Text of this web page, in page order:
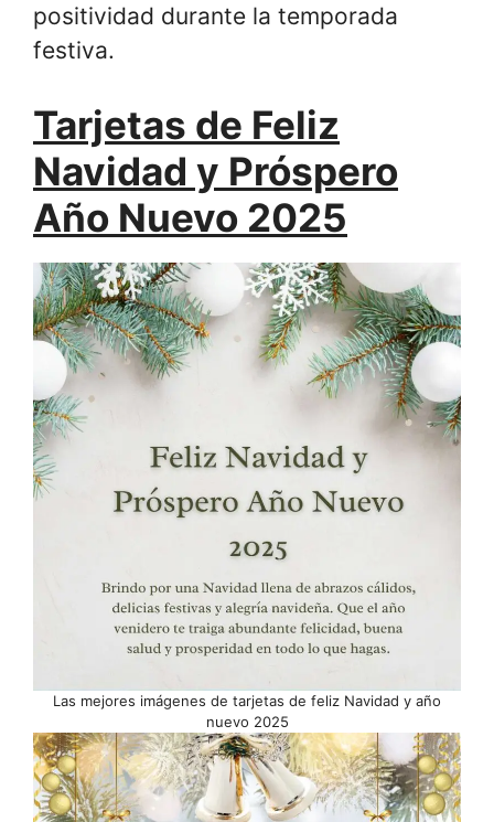
positividad durante la temporada
festiva.
Tarjetas de Feliz
Navidad y Próspero
Año Nuevo 2025
Las mejores imágenes de tarjetas de feliz Navidad y año
nuevo 2025